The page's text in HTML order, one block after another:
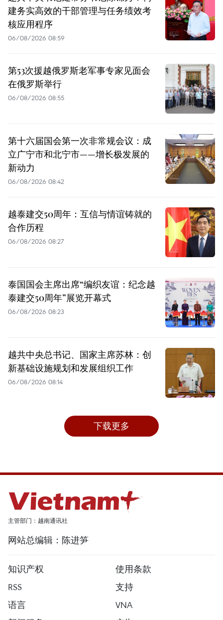
建务实高效的干部管理与任务绩效考
核应用程序
06/08/2026 08:59
第53次援越俄罗斯老军事专家见面会
在俄罗斯举行
06/08/2026 08:55
第十六届国会第一次非常规会议：成
立广宁市和北宁市——增长极发展的
新动力
06/08/2026 08:42
越泰建交50周年：互信与情谊铸就的
合作历程
06/08/2026 08:27
泰国国会主席出席“编织友谊：纪念越
泰建交50周年”展览开幕式
06/08/2026 08:23
越共中央总书记、国家主席苏林：创
新基础设施规划和发展组织工作
06/08/2026 08:14
下载更多
主管部门：越南通讯社
网站总编辑：陈进笋
知识产权
使用条款
RSS
支持
语言
VNA